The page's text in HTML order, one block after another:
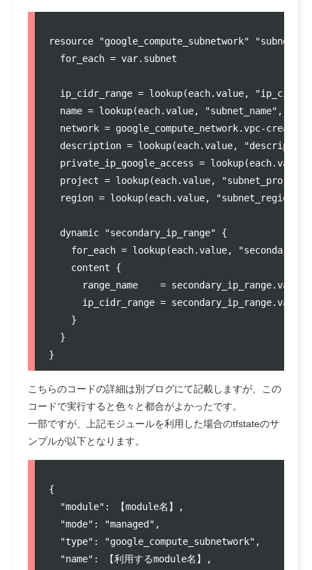
resource "google_compute_subnetwork" "subnet-
  for_each
= var. subnet
  ip_cidr_range
= lookup(each.value, "
  name
= lookup(each.value, "subnet_name" ,
  network
= google_compute_network.vpc-create-
  description
= lookup(each.value, "description
  private_ip_google_access
= lookup(each.value
  project
= lookup(each.value, "subnet_project
  region
= lookup(each.value, "subnet_region
dynamic "secondary_ip_range" {
    for_each
= lookup(each.value, "
content {
      range_name
= secondary_ip_range.value
      ip_cidr_range
= secondary_ip_range.value
    }
  }
}
こちらのコードの詳細は別ブログにて記載しますが、この
コードで実行すると色々と都合がよかったです。
一部ですが、上記モジュールを利用した場合のtfstateのサ
ンプルが以下となります。
{
"module" : 【module名】
,
"mode" : "managed " ,
"type" : "google_compute_subnetwork" ,
"name" : 【利用するmodule名】
,